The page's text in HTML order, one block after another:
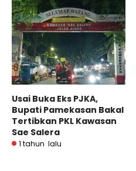
Usai Buka Eks PJKA,
Bupati Pamekasan Bakal
Tertibkan PKL Kawasan
Sae Salera
1 tahun lalu